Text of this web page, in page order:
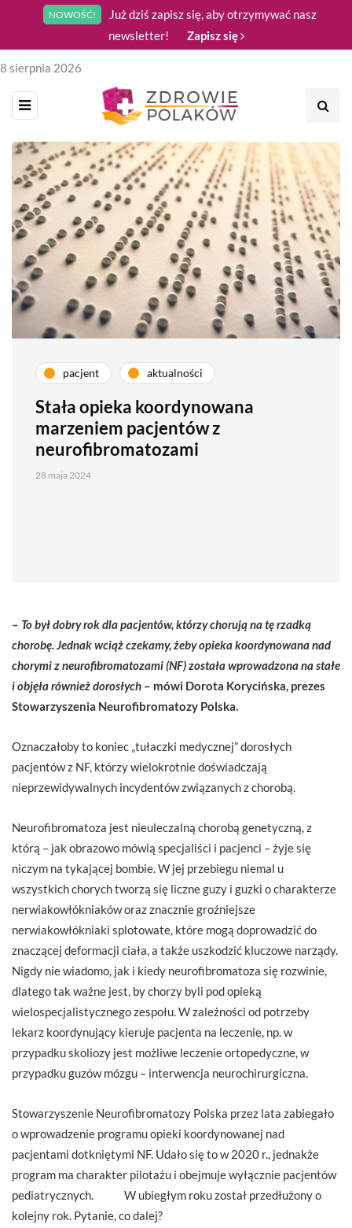
NOWOŚĆ!
Już dziś zapisz się, aby otrzymywać nasz
newsletter!
Zapisz się
8 sierpnia 2026
pacjent aktualności
Stała opieka koordynowana
marzeniem pacjentów z
neurofibromatozami
28 maja 2024
– To był dobry rok dla pacjentów, którzy chorują na tę rzadką
chorobę. Jednak wciąż czekamy, żeby opieka koordynowana nad
chorymi z neurofibromatozami (NF) została wprowadzona na stałe
i objęła również dorosłych – mówi Dorota Korycińska, prezes
Stowarzyszenia Neurofibromatozy Polska.
Oznaczałoby to koniec „tułaczki medycznej” dorosłych
pacjentów z NF, którzy wielokrotnie doświadczają
nieprzewidywalnych incydentów związanych z chorobą.
Neurofibromatoza jest nieuleczalną chorobą genetyczną, z
którą – jak obrazowo mówią specjaliści i pacjenci – żyje się
niczym na tykającej bombie. W jej przebiegu niemal u
wszystkich chorych tworzą się liczne guzy i guzki o charakterze
nerwiakowłókniaków oraz znacznie groźniejsze
nerwiakowłókniaki splotowate, które mogą doprowadzić do
znaczącej deformacji ciała, a także uszkodzić kluczowe narządy.
Nigdy nie wiadomo, jak i kiedy neurofibromatoza się rozwinie,
dlatego tak ważne jest, by chorzy byli pod opieką
wielospecjalistycznego zespołu. W zależności od potrzeby
lekarz koordynujący kieruje pacjenta na leczenie, np. w
przypadku skoliozy jest możliwe leczenie ortopedyczne, w
przypadku guzów mózgu – interwencja neurochirurgiczna.
Stowarzyszenie Neurofibromatozy Polska przez lata zabiegało
o wprowadzenie programu opieki koordynowanej nad
pacjentami dotkniętymi NF. Udało się to w 2020 r., jednakże
program ma charakter pilotażu i obejmuje wyłącznie pacjentów
pediatrycznych. W ubiegłym roku został przedłużony o
kolejny rok. Pytanie, co dalej?